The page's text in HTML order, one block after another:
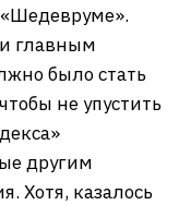
главным
было стать
не упустить
другим
Хотя, казалось